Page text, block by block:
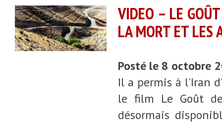
VIDEO – LE
LA MORT ET LES
Posté le 8 octobre
Il a permis à l'Iran
le film Le Goût
désormais